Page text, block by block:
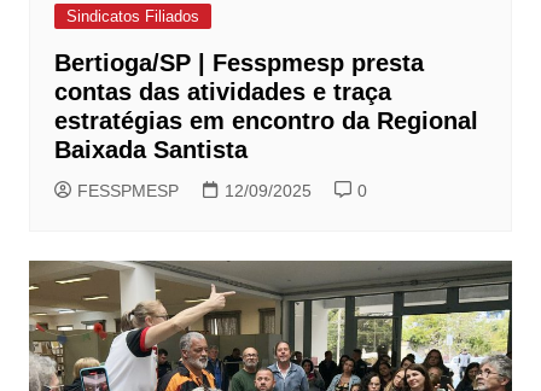
Sindicatos Filiados
Bertioga/SP | Fesspmesp presta
contas das atividades e traça
estratégias em encontro da Regional
Baixada Santista
FESSPMESP 12/09/2025 0